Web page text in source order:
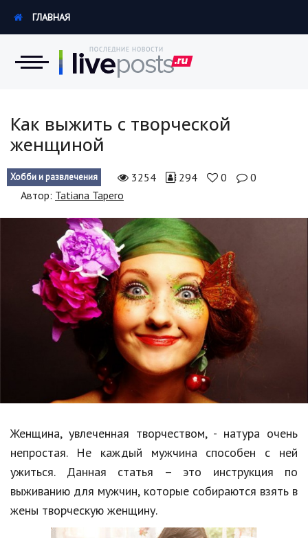
Экономика
Происшествия
Наука и техника
Политика
Образование
Авто, мото
Спорт
Знаменитости
Статьи
ГЛАВНАЯ
Как выжить с творческой
женщиной
Хобби и развлечения 3254 294 0
0
Автор: Tatiana Tapero
Женщина, увлеченная творчеством, - натура очень
непростая. Не каждый мужчина способен с ней
ужиться. Данная статья – это инструкция по
выживанию для мужчин, которые собираются взять в
жены творческую женщину.